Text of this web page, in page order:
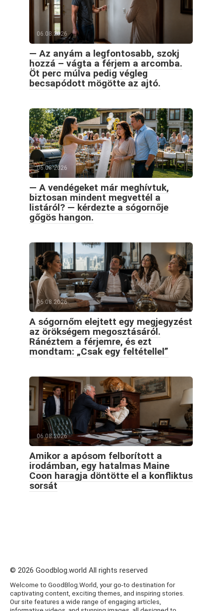
06.08.2026
— Az anyám a legfontosabb, szokj
hozzá – vágta a férjem a arcomba.
Öt perc múlva pedig végleg
becsapódott mögötte az ajtó.
06.08.2026
— A vendégeket már meghívtuk,
biztosan mindent megvettél a
listáról? — kérdezte a sógornője
gőgös hangon.
06.08.2026
A sógornőm elejtett egy megjegyzést
az örökségem megosztásáról.
Ránéztem a férjemre, és ezt
mondtam: „Csak egy feltétellel”
06.08.2026
Amikor a apósom felborított a
irodámban, egy hatalmas Maine
Coon haragja döntötte el a konfliktus
sorsát
© 2026 Goodblog.world All rights reserved
Welcome to GoodBlog.World, your go-to destination for
captivating content, exciting themes, and inspiring stories.
Our site features a wide range of engaging articles,